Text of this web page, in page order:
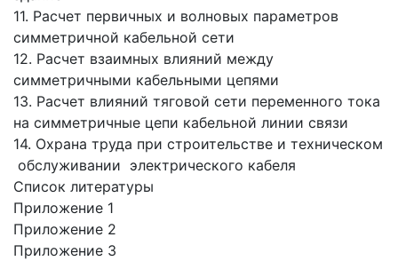
11. Расчет первичных и волновых параметров
симметричной кабельной сети
12. Расчет взаимных влияний между
симметричными кабельными цепями
13. Расчет влияний тяговой сети переменного тока
на симметричные цепи кабельной линии связи
14. Охрана труда при строительстве и техническом
обслуживании электрического кабеля
Список литературы
Приложение 1
Приложение 2
Приложение 3